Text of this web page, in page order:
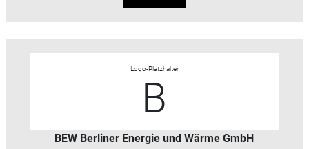
Logo-Platzhalter
B
BEW Berliner Energie und Wärme GmbH